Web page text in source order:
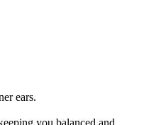
ears.
you balanced and